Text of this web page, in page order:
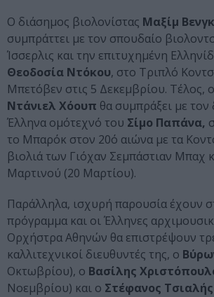
Ο διάσημος βιολονίστας Μαξίμ
συμπράττει με τον σπουδαίο
Ίσσερλις και την επιτυχημένη
Θεοδοσία Ντόκου, στο Τριπλό
Μπετόβεν στις 5 Δεκεμβρίου. Τέλος,
Ντάνιελ Χόουπ θα συμπράξει με τον
Έλληνα ομότεχνό του Σίμο Παπάνα,
το Μπαρόκ στον 20ό αιώνα με τα
βιολιά των Γιόχαν Σεμπάστιαν
Μαρτινού (20 Μαρτίου).
Παράλληλα, ισχυρή παρουσία έχουν
πρόγραμμα και οι Έλληνες
Ορχήστρα Αθηνών θα επιστρέψουν
καλλιτεχνικοί διευθυντές της, ο
Οκτωβρίου), ο Βασίλης
Νοεμβρίου) και ο Στέφανος Τσιαλής